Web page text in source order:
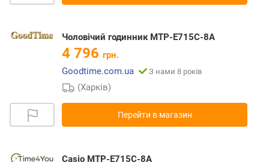
Чоловічий годинник MTP-E715C-8A
4 796 грн.
Goodtime.com.ua
З нами 8 років
(Харків)
Перейти в магазин
Casio MTP-E715C-8A